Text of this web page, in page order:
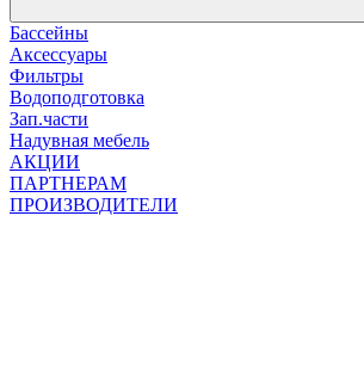
Бассейны
Аксессуары
Фильтры
Водоподготовка
Зап.части
Надувная мебель
АКЦИИ
ПАРТНЕРАМ
ПРОИЗВОДИТЕЛИ